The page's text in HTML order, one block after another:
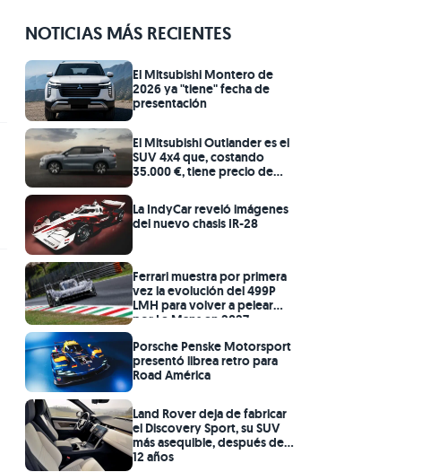
NOTICIAS MÁS RECIENTES
El Mitsubishi Montero de
2026 ya "tiene" fecha de
presentación
El Mitsubishi Outlander es el
SUV 4x4 que, costando
35.000 €, tiene precio de
La IndyCar reveló imágenes
del nuevo chasis IR-28
Ferrari muestra por primera
vez la evolución del 499P
LMH para volver a pelear
por Le Mans en 2027
Porsche Penske Motorsport
presentó librea retro para
Road América
Land Rover deja de fabricar
el Discovery Sport, su SUV
más asequible, después de
12 años